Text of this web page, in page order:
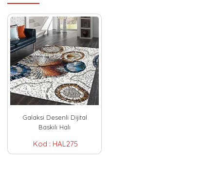
Galaksi Desenli Dijital
Baskılı Halı
Kod : HAL275